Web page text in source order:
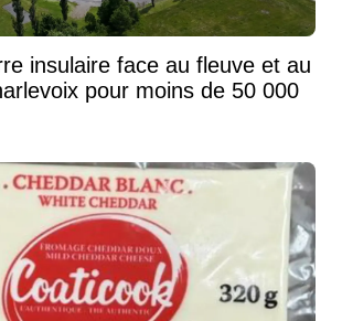
insulaire face au fleuve et au
pour moins de 50 000